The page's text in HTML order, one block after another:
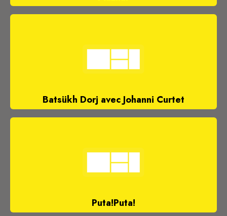
Batsükh Dorj avec Johanni Curtet
Puta!Puta!